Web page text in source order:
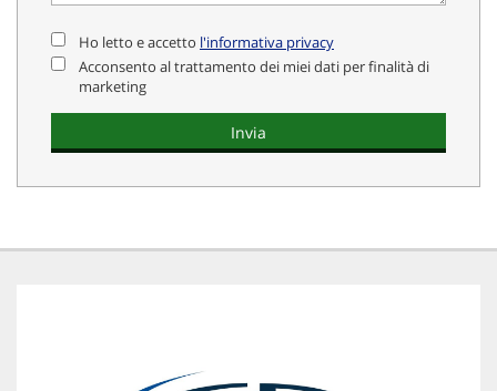
Ho letto e accetto l'informativa privacy
Acconsento al trattamento dei miei dati per finalità di
marketing